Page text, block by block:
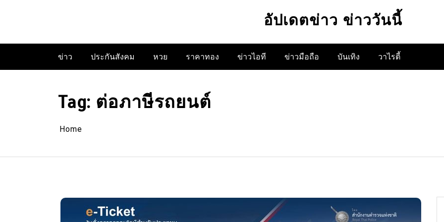
อัปเดตข่าว ข่าววันนี้
ข่าว ประกันสังคม หวย ราคาทอง ข่าวไอที ข่าวมือถือ บันเทิง วาไรตี้
Tag: ต่อภาษีรถยนต์
Home